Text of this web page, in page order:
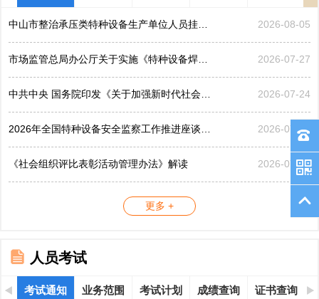
中山市整治承压类特种设备生产单位人员挂靠、临时凑岗、... 2026-08-05
市场监管总局办公厅关于实施《特种设备焊接操作人员考核... 2026-07-27
中共中央 国务院印发《关于加强新时代社会工作的意见》 2026-07-24
2026年全国特种设备安全监察工作推进座谈会在黑龙江哈... 2026-07-21
《社会组织评比表彰活动管理办法》解读 2026-07-17
更多 +
人员考试
考试通知 业务范围 考试计划 成绩查询 证书查询